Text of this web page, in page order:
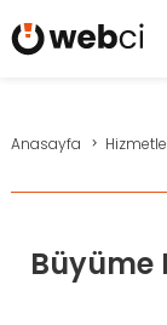
Anasayfa
Büyüme